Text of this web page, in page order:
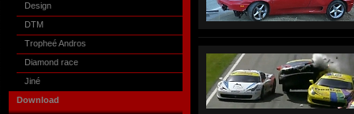
Design
DTM
Tropheé Andros
Diamond race
Jiné
Download